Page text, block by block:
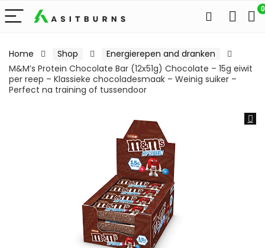
0
Home Shop
Energierepen and dranken
M&M’s Protein Chocolate Bar (12x51g) Chocolate – 15g eiwit
per reep – Klassieke chocoladesmaak – Weinig suiker –
Perfect na training of tussendoor